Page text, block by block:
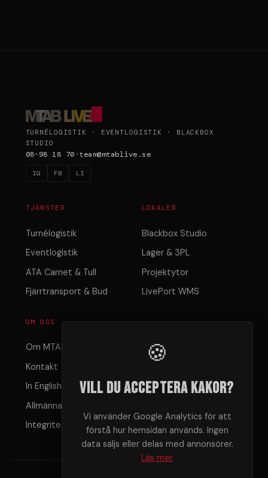
TURNÉLOGISTIK · EVENTLOGISTIK · BLACKBOX
STUDIO
08-98 18 70 ·team@mtablive.se
IG FB LI
TJÄNSTER
Turnélogistik
Eventlogistik
ATA Carnet & Tull
Fjärrtransport & Bud
LOKALER
Blackbox Studio
Lager & 3PL
Projektytor
LivePort WMS
OM OSS
Om MTAB LIVE
Kontakt
In English
Allmänna villkor
Integritetspolicy
🍪
Vill du acceptera kakor?
Vi använder Google Analytics för att
förstå hur hemsidan används. Ingen
data säljs eller delas med annonsörer.
Läs mer